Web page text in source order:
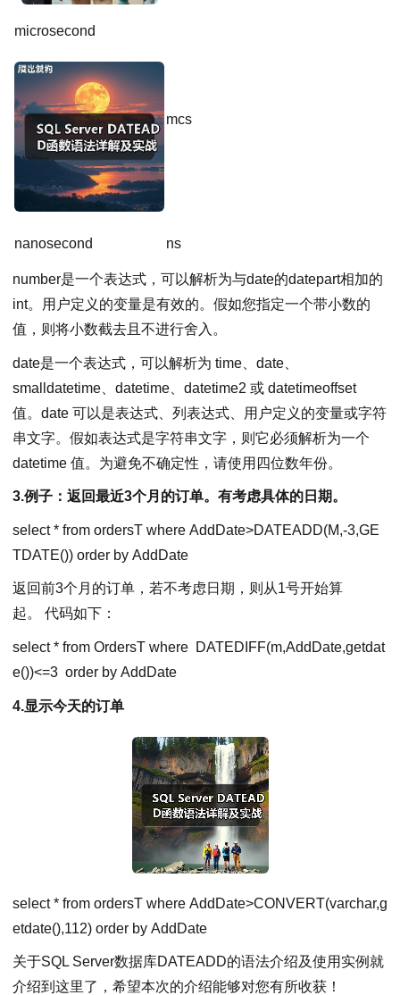
microsecond
mcs
nanosecond ns
number是一个表达式，可以解析为与date的datepart相加的
int。用户定义的变量是有效的。假如您指定一个带小数的
值，则将小数截去且不进行舍入。
date是一个表达式，可以解析为 time、date、
smalldatetime、datetime、datetime2 或 datetimeoffset
值。date 可以是表达式、列表达式、用户定义的变量或字符
串文字。假如表达式是字符串文字，则它必须解析为一个
datetime 值。为避免不确定性，请使用四位数年份。
3.例子：返回最近3个月的订单。有考虑具体的日期。
select * from ordersT where AddDate>DATEADD(M,-3,GE
TDATE()) order by AddDate
返回前3个月的订单，若不考虑日期，则从1号开始算
起。 代码如下：
select * from OrdersT where DATEDIFF(m,AddDate,getdat
e())<=3 order by AddDate
4.显示今天的订单
select * from ordersT where AddDate>CONVERT(varchar,g
etdate(),112) order by AddDate
关于SQL Server数据库DATEADD的语法介绍及使用实例就
介绍到这里了，希望本次的介绍能够对您有所收获！